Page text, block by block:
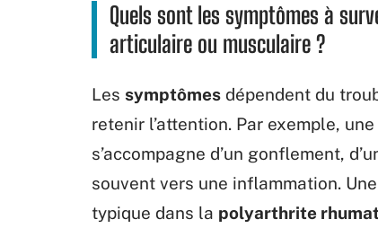
Quels sont les symptômes à
articulaire ou musculaire ?
Les symptômes dépendent du
retenir l’attention. Par exemple, une
s’accompagne d’un gonflement,
souvent vers une inflammation. Une
typique dans la polyarthrite